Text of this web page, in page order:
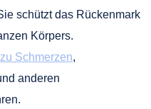
schützt das Rückenmark
Körpers.
Schmerzen,
anderen